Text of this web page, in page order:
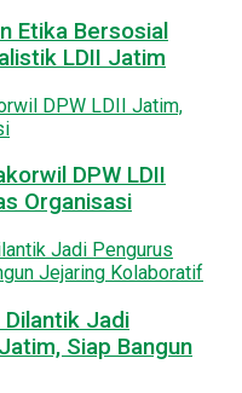
Etika Bersosial
LDII Jatim
DPW LDII
Organisasi
Dilantik Jadi
Siap Bangun